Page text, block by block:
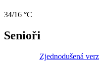
34/16 °C
Senioři
Zjednodušená